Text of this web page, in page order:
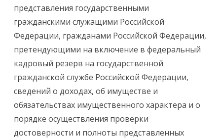
представления государственными
гражданскими служащими Российской
Федерации, гражданами Российской Федерации,
претендующими на включение в федеральный
кадровый резерв на государственной
гражданской службе Российской Федерации,
сведений о доходах, об имуществе и
обязательствах имущественного характера и о
порядке осуществления проверки
достоверности и полноты представленных